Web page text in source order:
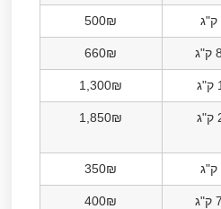
500₪
660₪
1,300₪
1,850₪
350₪
400₪